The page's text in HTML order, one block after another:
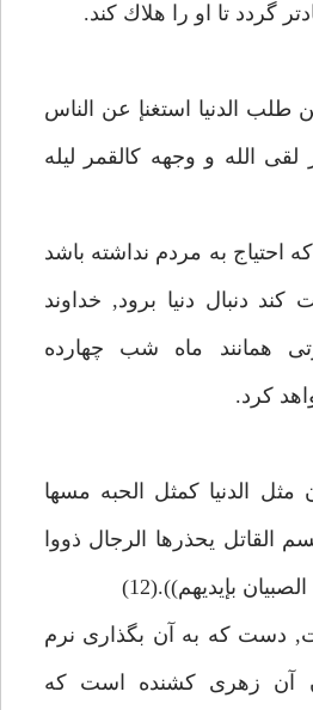
گردد تا او را هلاك كند.
طلب الدنيا استغنإ عن الناس
الله و وجهه كالقمر ليله
احتياج به مردم نداشته باشد
دنبال دنيا برود, خداوند
همانند ماه شب چهارده
كرد.
مثل الدنيا كمثل الحبه مسها
القاتل يحذرها الرجال ذووا
بإيديهم)).(12)
دست كه به آن بگذارى نرم
آن زهرى كشنده است كه